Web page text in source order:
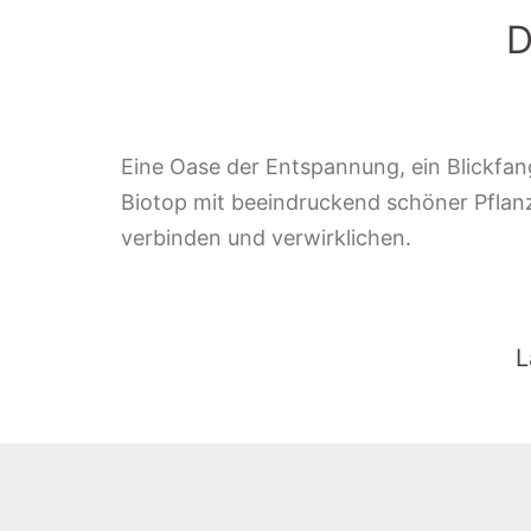
Eine Oase der Entspannung, ein
Biotop mit beeindruckend schöner
verbinden und verwirklichen.